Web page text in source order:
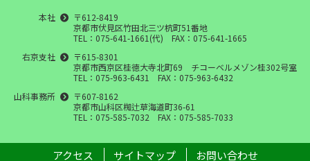
本社
〒612-8419
京都市伏見区竹田北三ツ杭町51番地
TEL：075-641-1661(代) FAX：075-641-1665
右京支社
〒615-8301
京都市西京区桂徳大寺北町69 チコーベルメゾン桂302号室
TEL：075-963-6431 FAX：075-963-6432
山科事務所
〒607-8162
京都市山科区椥辻草海道町36-61
TEL：075-585-7032 FAX：075-585-7033
アクセス サイトマップ お問い合わせ